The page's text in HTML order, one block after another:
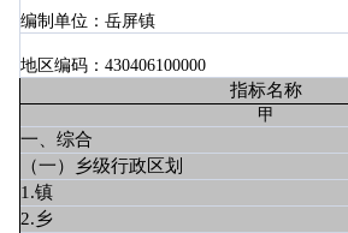
编制单位：岳屏镇
地区编码：430406100000
指标名称
甲
一、综合
（一）乡级行政区划
1.镇
2.乡